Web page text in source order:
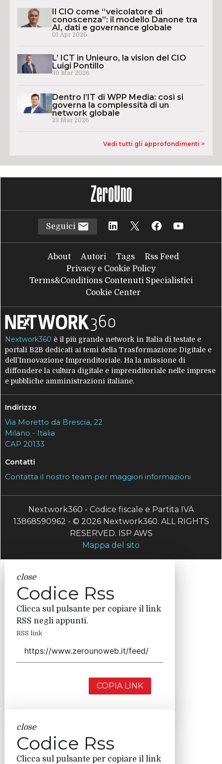
Il CIO come “veicolatore di
conoscenza”: il modello Danone tra
AI, dati e governance globale
01 Apr 2026
L’ ICT in Unieuro, la vision del CIO
Luigi Pontillo
30 Mar 2026
Dentro l’IT di WPP Media: così si
governa la complessità di un
network globale
23 Mar 2026
Vedi tutti gli approfondimenti >
Seguici
About Autori Tags
Rss Feed
Privacy e Cookie Policy
Terms&Conditions Contenuti Specialistici
Cookie Center
Nextwork360 è il più grande network in Italia di testate e
portali B2B dedicati ai temi della Trasformazione Digitale e
dell’Innovazione Imprenditoriale. Ha la missione di
diffondere la cultura digitale e imprenditoriale nelle imprese
e pubbliche amministrazioni italiane.
Indirizzo
Via Moretto da Brescia, 22
Milano - Italia
CAP 20133
Contatti
Contatta il nostro team per maggiori informazioni
Nextwork360 - Codice fiscale e Partita IVA
13868590962 - © 2026 Nextwork360. ALL RIGHTS
RESERVED. ISP AWS
Mappa del sito
close
Codice Rss
Clicca sul pulsante per copiare il link
RSS negli appunti.
RSS link
COPIA LINK
close
Codice Rss
Clicca sul pulsante per copiare il link